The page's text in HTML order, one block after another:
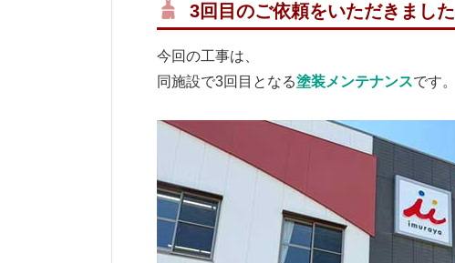
3回目のご依頼をいただきました
今回の工事は、
同施設で3回目となる塗装メンテナンスです。